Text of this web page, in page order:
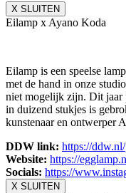
X SLUITEN
Eilamp x Ayano Koda
Eilamp is een speelse
met de hand in onze
niet mogelijk zijn. Dit jaar
in duizend stukjes is
kunstenaar en ontwerper
DDW link: https://ddw.nl/
Website: https://
Socials: https://www.
X SLUITEN